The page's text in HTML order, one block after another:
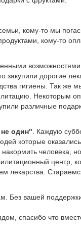
кому-то мы
кому-то
закупили дорогие
гигиены. Так же
Некоторым
различные
один" . Каждую
которые
человека,
центр,
лекарства.
Без вашей
спасибо что